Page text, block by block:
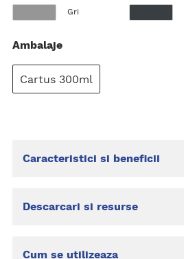
Gri
Ambalaje
Cartus 300ml
Caracteristici si beneficii
Descarcari si resurse
Cum se utilizeaza